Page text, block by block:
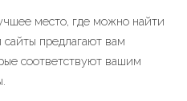
место, где можно найти
предлагают вам
соответствуют вашим